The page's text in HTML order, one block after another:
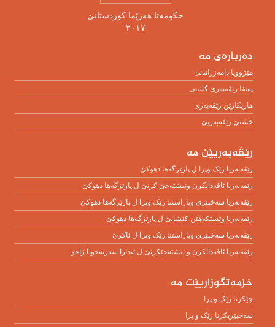
حکومەتا هەرێما کوردستانێ
٢٠١٧
دەربارەی مە
مێژوویا دامەزراندنێ
پەیڤا رێڤەبەرێ گشتی
هاریکارێن رێڤەبەری
خشتێ رێڤەبەریێ
رێڤەبەریێن مە
رێڤەبەریا رێک وپرا ل پارێزگەها دهوکێ
رێڤەبەریا ئاڤەدانکرن ونیشتەجێ کرنێ ل پارێزگەها دهوکێ
رێڤەبەریا سەخبێرى وپاراستنا رێک وپرا ل پارێزگەها دهوکێ
رێڤەبەریا وێستکەهێن کێشانێ ل پارێزگەها دهوکێ
رێڤەبەریا سەخبێرى وپاراستنا رێک وپرا ل ئاکرێ
رێڤه‌به‌ریا ئاڤه‌دانكرن و نیشته‌جێكرنێ ل ئیدارا سه‌ربه‌خویا زاخو
خزمەتگوزاریێت مە
چێکرنا رێک و پرا
سەخبێریکرنا رێک و پرا